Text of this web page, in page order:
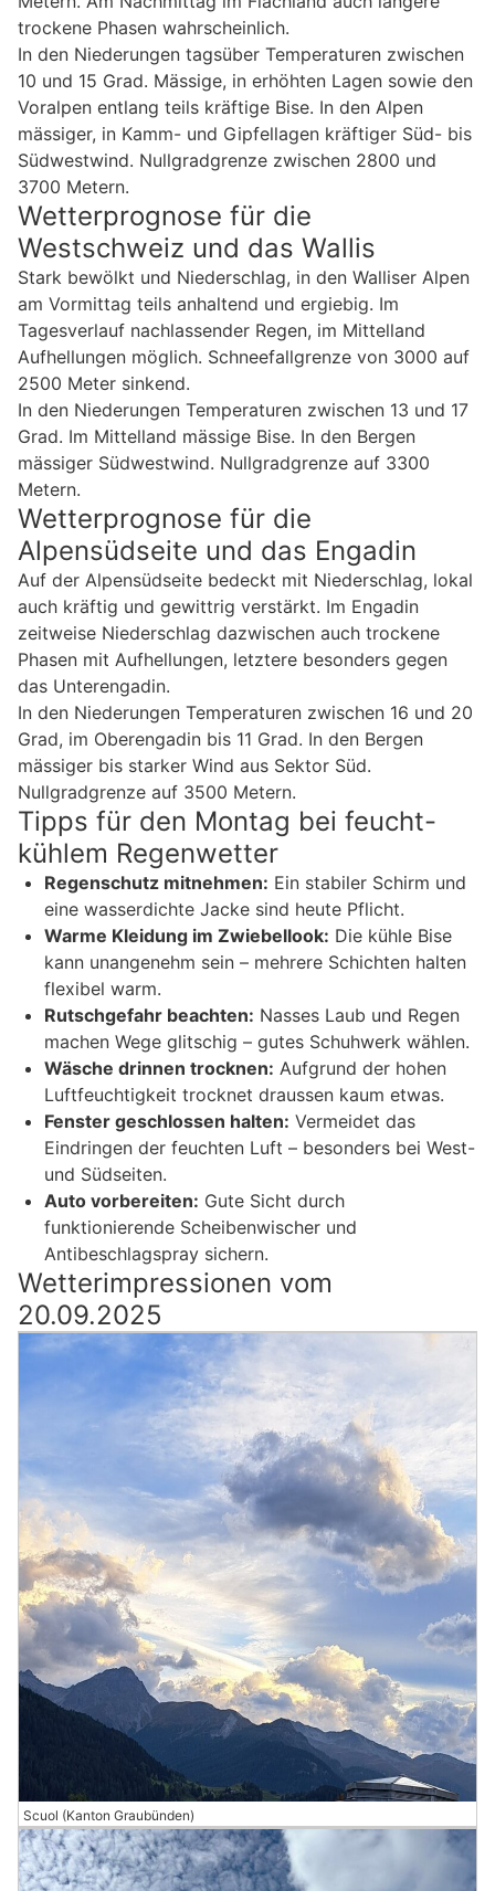
trockene Phasen wahrscheinlich.
In den Niederungen tagsüber Temperaturen zwischen
10 und 15 Grad. Mässige, in erhöhten Lagen sowie den
Voralpen entlang teils kräftige Bise. In den Alpen
mässiger, in Kamm- und Gipfellagen kräftiger Süd- bis
Südwestwind. Nullgradgrenze zwischen 2800 und
3700 Metern.
Wetterprognose für die
Westschweiz und das Wallis
Stark bewölkt und Niederschlag, in den Walliser Alpen
am Vormittag teils anhaltend und ergiebig. Im
Tagesverlauf nachlassender Regen, im Mittelland
Aufhellungen möglich. Schneefallgrenze von 3000 auf
2500 Meter sinkend.
In den Niederungen Temperaturen zwischen 13 und 17
Grad. Im Mittelland mässige Bise. In den Bergen
mässiger Südwestwind. Nullgradgrenze auf 3300
Metern.
Wetterprognose für die
Alpensüdseite und das Engadin
Auf der Alpensüdseite bedeckt mit Niederschlag, lokal
auch kräftig und gewittrig verstärkt. Im Engadin
zeitweise Niederschlag dazwischen auch trockene
Phasen mit Aufhellungen, letztere besonders gegen
das Unterengadin.
In den Niederungen Temperaturen zwischen 16 und 20
Grad, im Oberengadin bis 11 Grad. In den Bergen
mässiger bis starker Wind aus Sektor Süd.
Nullgradgrenze auf 3500 Metern.
Tipps für den Montag bei feucht-
kühlem Regenwetter
Regenschutz mitnehmen: Ein stabiler Schirm und
eine wasserdichte Jacke sind heute Pflicht.
Warme Kleidung im Zwiebellook: Die kühle Bise
kann unangenehm sein – mehrere Schichten halten
flexibel warm.
Rutschgefahr beachten: Nasses Laub und Regen
machen Wege glitschig – gutes Schuhwerk wählen.
Wäsche drinnen trocknen: Aufgrund der hohen
Luftfeuchtigkeit trocknet draussen kaum etwas.
Fenster geschlossen halten: Vermeidet das
Eindringen der feuchten Luft – besonders bei West-
und Südseiten.
Auto vorbereiten: Gute Sicht durch
funktionierende Scheibenwischer und
Antibeschlagspray sichern.
Wetterimpressionen vom
20.09.2025
Scuol (Kanton Graubünden)